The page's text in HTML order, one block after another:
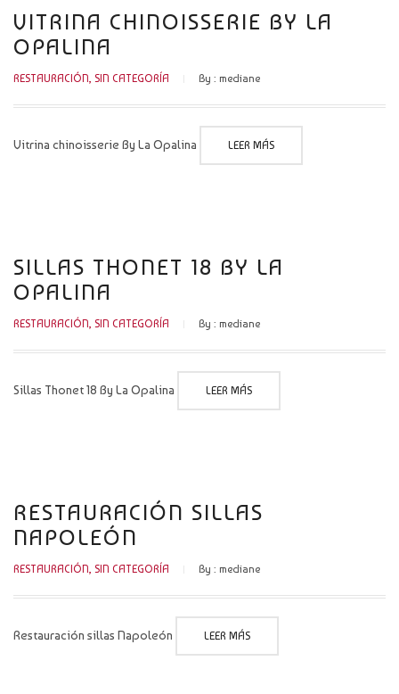
VITRINA CHINOISSERIE BY LA
OPALINA
RESTAURACIÓN, SIN CATEGORÍA By : mediane
Vitrina chinoisserie By La Opalina LEER MÁS
SILLAS THONET 18 BY LA
OPALINA
RESTAURACIÓN, SIN CATEGORÍA By : mediane
Sillas Thonet 18 By La Opalina LEER MÁS
RESTAURACIÓN SILLAS
NAPOLEÓN
RESTAURACIÓN, SIN CATEGORÍA By : mediane
Restauración sillas Napoleón LEER MÁS